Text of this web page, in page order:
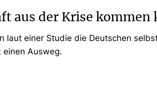
aus der Krise kommen
laut einer Studie die Deutschen
einen Ausweg.